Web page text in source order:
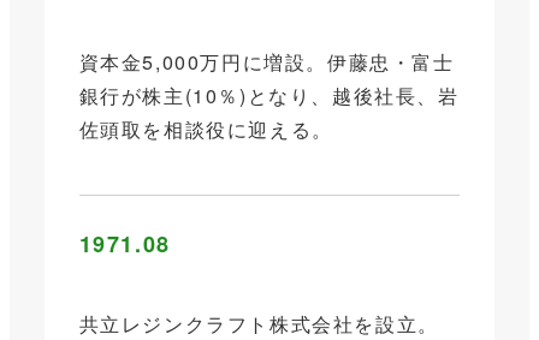
資本金5,000万円に増設。伊藤忠・富士
銀行が株主(10％)となり、越後社長、岩
佐頭取を相談役に迎える。
1971.08
共立レジンクラフト株式会社を設立。